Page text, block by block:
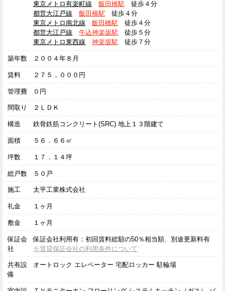
東京メトロ有楽町線
飯田橋駅 徒歩４分
都営大江戸線
飯田橋駅 徒歩４分
東京メトロ南北線
飯田橋駅 徒歩４分
都営大江戸線
牛込神楽坂駅 徒歩５分
東京メトロ東西線
神楽坂駅 徒歩７分
築年数 ２００４年８月
賃料 ２７５，０００円
管理費 ０円
間取り ２ＬＤＫ
構造 鉄骨鉄筋コンクリート(SRC) 地上１３階建て
面積 ５６．６６㎡
坪数 １７．１４坪
総戸数 ５０戸
施工 太平工業株式会社
礼金 １ヶ月
敷金 １ヶ月
保証会
社
保証会社利用有：初回賃料総額の50％相当額、別途更新料有
※賃貸保証会社の利用条件について
共有設
備
オートロック エレベーター 宅配ロッカー 駐輪場